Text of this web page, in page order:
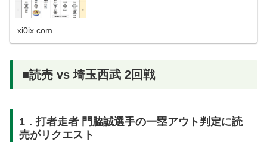
xi0ix.com
■読売 vs 埼玉西武 2回戦
1．打者走者 門脇誠選手の一塁アウト判定に読
売がリクエスト